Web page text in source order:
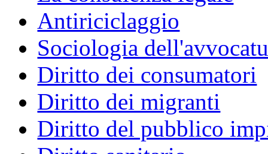
Antiriciclaggio
Sociologia
Diritto dei consumatori
Diritto dei migranti
Diritto del pubblico